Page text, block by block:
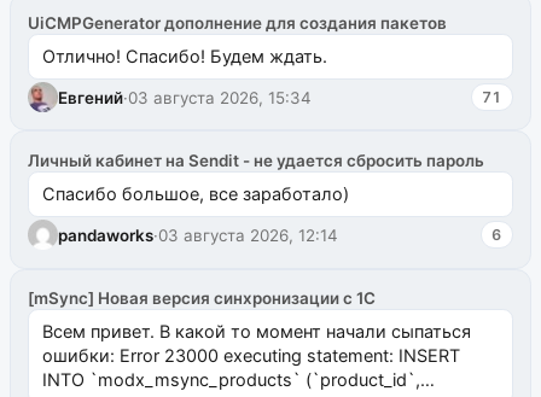
UiCMPGenerator дополнение для создания пакетов
Отлично! Спасибо! Будем ждать.
Евгений·03 августа 2026, 15:34 71
Личный кабинет на Sendit - не удается сбросить пароль
Спасибо большое, все заработало)
pandaworks·03 августа 2026, 12:14 6
[mSync] Новая версия синхронизации с 1С
Всем привет. В какой то момент начали сыпаться
ошибки: Error 23000 executing statement: INSERT
INTO `modx_msync_products` (`product_id`,